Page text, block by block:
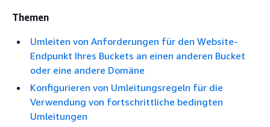
Themen
Umleiten von Anforderungen für den Website-
Endpunkt Ihres Buckets an einen anderen Bucket
oder eine andere Domäne
Konfigurieren von Umleitungsregeln für die
Verwendung von fortschrittliche bedingten
Umleitungen